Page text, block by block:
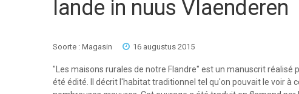
lande in nuus Vlaenderen
Soorte : Magasin 16 augustus 2015
"Les maisons rurales de notre Flandre" est un manuscrit réalisé
été édité. Il décrit l'habitat traditionnel tel qu'on pouvait le voir à